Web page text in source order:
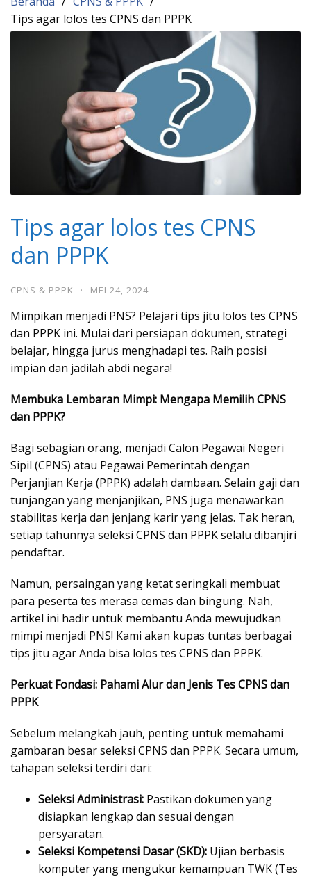
Tips agar lolos tes CPNS dan PPPK
Tips agar lolos tes CPNS
dan PPPK
CPNS & PPPK · MEI 24, 2024
Mimpikan menjadi PNS? Pelajari tips jitu lolos tes CPNS
dan PPPK ini. Mulai dari persiapan dokumen, strategi
belajar, hingga jurus menghadapi tes. Raih posisi
impian dan jadilah abdi negara!
Membuka Lembaran Mimpi: Mengapa Memilih CPNS
dan PPPK?
Bagi sebagian orang, menjadi Calon Pegawai Negeri
Sipil (CPNS) atau Pegawai Pemerintah dengan
Perjanjian Kerja (PPPK) adalah dambaan. Selain gaji dan
tunjangan yang menjanjikan, PNS juga menawarkan
stabilitas kerja dan jenjang karir yang jelas. Tak heran,
setiap tahunnya seleksi CPNS dan PPPK selalu dibanjiri
pendaftar.
Namun, persaingan yang ketat seringkali membuat
para peserta tes merasa cemas dan bingung. Nah,
artikel ini hadir untuk membantu Anda mewujudkan
mimpi menjadi PNS! Kami akan kupas tuntas berbagai
tips jitu agar Anda bisa lolos tes CPNS dan PPPK.
Perkuat Fondasi: Pahami Alur dan Jenis Tes CPNS dan
PPPK
Sebelum melangkah jauh, penting untuk memahami
gambaran besar seleksi CPNS dan PPPK. Secara umum,
tahapan seleksi terdiri dari:
Seleksi Administrasi: Pastikan dokumen yang
disiapkan lengkap dan sesuai dengan
persyaratan.
Seleksi Kompetensi Dasar (SKD): Ujian berbasis
komputer yang mengukur kemampuan TWK (Tes